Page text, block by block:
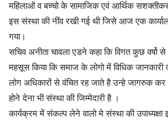
महिलाओं व बच्चो के सामाजिक एवं आर्थिक
इस संस्था की नींव रखी गई थी जिसे आज एक
गया।
सचिव अनीता चावला एडने कहा कि विगत कुछ वर्षो
महसूस किया कि समाज के लोगो में विधिक
लोग अधिकारों से वंचित रह जाते है उन्हे जागरुक
होने देना भी संस्था की जिम्मेदारी है ।
कार्यक्रम में संकल्प लेने वालो मे संस्था की उपाध्यक्षा